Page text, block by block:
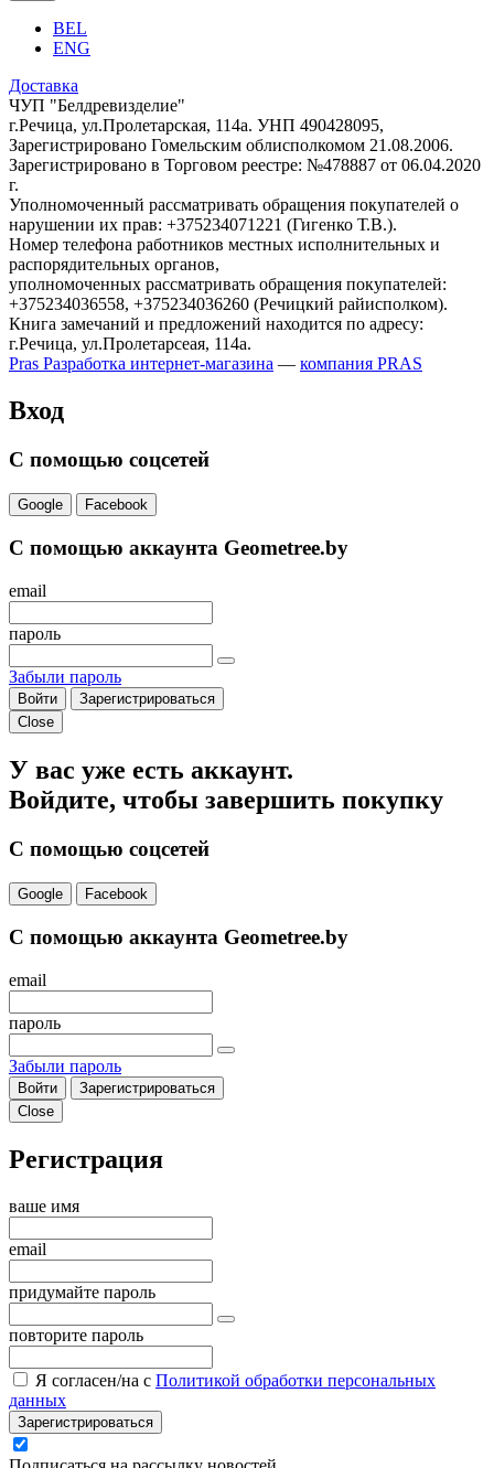
BEL
ENG
Доставка
ЧУП "Белдревизделие"
г.Речица, ул.Пролетарская, 114а. УНП 490428095,
Зарегистрировано Гомельским облисполкомом 21.08.2006.
Зарегистрировано в Торговом реестре: №478887 от 06.04.2020
г.
Уполномоченный рассматривать обращения покупателей о
нарушении их прав: +375234071221 (Гигенко Т.В.).
Номер телефона работников местных исполнительных и
распорядительных органов,
уполномоченных рассматривать обращения покупателей:
+375234036558, +375234036260 (Речицкий райисполком).
Книга замечаний и предложений находится по адресу:
г.Речица, ул.Пролетарсеая, 114а.
Pras Разработка интернет-магазина — компания PRAS
Вход
С помощью соцсетей
Google Facebook
С помощью аккаунта Geometree.by
email
пароль
Забыли пароль
Войти
Зарегистрироваться
Close
У вас уже есть аккаунт.
Войдите, чтобы завершить покупку
С помощью соцсетей
Google Facebook
С помощью аккаунта Geometree.by
email
пароль
Забыли пароль
Войти
Зарегистрироваться
Close
Регистрация
ваше имя
email
придумайте пароль
повторите пароль
Я согласен/на с Политикой обработки персональных
данных
Зарегистрироваться